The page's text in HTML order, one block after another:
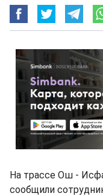
На трассе Ош -
сообщили